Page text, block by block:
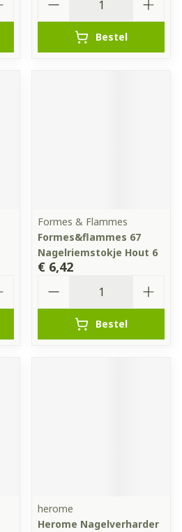
Bestel
Formes & Flammes
Formes&flammes 67
Nagelriemstokje Hout 6
€ 6,42
Bestel
herome
Herome Nagelverharder